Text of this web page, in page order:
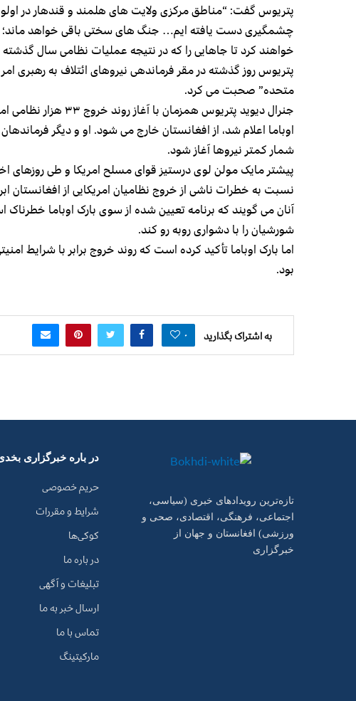
پتریوس گفت: “مناطق مرکزی ولایت های هلمند و قندهار در
چشمگیری دست یافته ایم… جنگ های سختی باقی خواهد ماند؛
خواهند کرد تا جاهایی را که در نتیجه عملیات نظامی سال
پتریوس روز گذشته در مقر فرماندهی نیروهای ائتلاف به رهبری
متحده” صحبت می کرد.
جنرال دیوید پتریوس
اوباما اعلام شد، از افغانستان خارج می شود. او و دیگر
شمار کمتر نیروها آغاز شود.
پیشتر مایک مولن لوی درستیز قوای مسلح امریکا و طی روزهای
نسبت به خطرات ناشی از خروج نظامیان امریکایی از افغانستان
آنان می گویند که برنامه تعیین شده از سوی بارک اوباما
شورشیان را با دشواری روبه رو کند.
اما بارک اوباما تأکید کرده است که روند خروج برابر با شرایط
بود.
به اشتراک بگذارید ۰
تازه‌ترین رویدادهای خبری (سیاسی،
اجتماعی، فرهنگی، اقتصادی، صحی و
ورزشی) افغانستان و جهان از
خبرگزاری
در باره خبرگزاری
حریم خصوصی
شرایط و مقررات
کوکی‌ها
در باره ما
تبلیغات و آگهی
ارسال خبر به ما
تماس با ما
مارکیتینگ